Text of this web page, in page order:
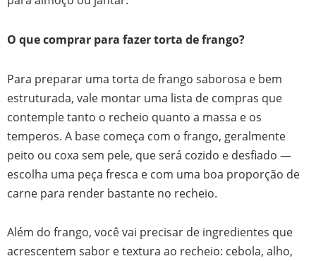
O que comprar para fazer torta de frango?
Para preparar uma torta de frango saborosa e bem
estruturada, vale montar uma lista de compras que
contemple tanto o recheio quanto a massa e os
temperos. A base começa com o frango, geralmente
peito ou coxa sem pele, que será cozido e desfiado —
escolha uma peça fresca e com uma boa proporção de
carne para render bastante no recheio.
Além do frango, você vai precisar de ingredientes que
acrescentem sabor e textura ao recheio: cebola, alho,